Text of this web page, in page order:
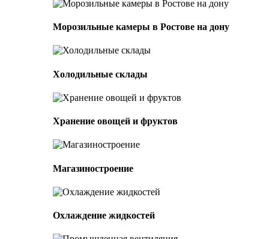
Морозильные камеры в Ростове на дону
Холодильные склады
Хранение овощей и фруктов
Магазиностроение
Охлаждение жидкостей